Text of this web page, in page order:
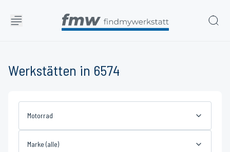
Werkstätten in 6574
Motorrad
Marke (alle)